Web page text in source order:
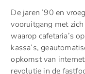
De jaren ’90 en
vooruitgang met
waarop cafetaria’s
kassa’s,
opkomst van
revolutie in de